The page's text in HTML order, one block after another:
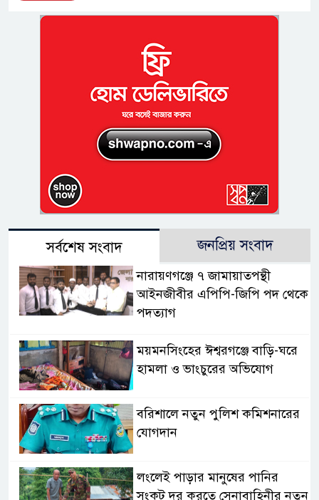
সর্বশেষ সংবাদ জনপ্রিয় সংবাদ
নারায়ণগঞ্জে ৭ জামায়াতপন্থী
আইনজীবীর এপিপি-জিপি পদ থেকে
পদত্যাগ
ময়মনসিংহের ঈশ্বরগঞ্জে বাড়ি-ঘরে
হামলা ও ভাংচুরের অভিযোগ
বরিশালে নতুন পুলিশ কমিশনারের
যোগদান
লংলেই পাড়ার মানুষের পানির
সংকট দূর করতে সেনাবাহিনীর নতুন